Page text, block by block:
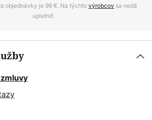
objednávky je 99 €. Na týchtovýrobcov sa nedá
uplatniť.